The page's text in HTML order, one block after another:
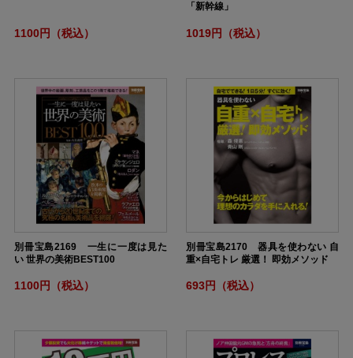
1100円（税込）
「新幹線」
1019円（税込）
別冊宝島2169 一生に一度は見た
い 世界の美術BEST100
1100円（税込）
別冊宝島2170 器具を使わない 自
重×自宅トレ 厳選！ 即効メソッド
693円（税込）